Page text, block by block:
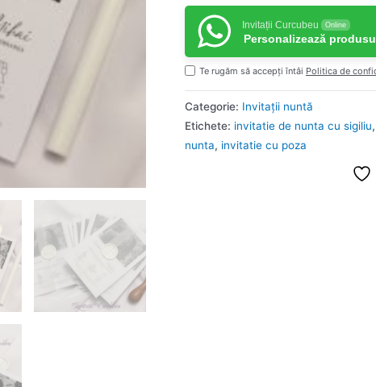
Invitații Curcubeu Online
Personalizează
Te rugăm să accepți întâi Politica de
Categorie: Invitații nuntă
Etichete: invitatie de nunta cu sigiliu,
nunta, invitatie cu poza